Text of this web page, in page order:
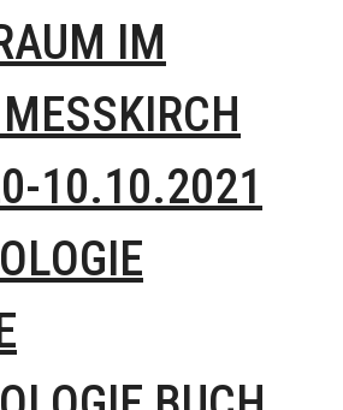
IM
0
10.10.2021